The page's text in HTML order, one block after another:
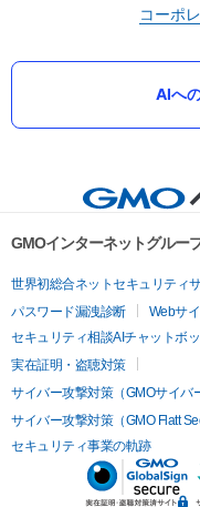
コーポ
AIへ
GMOインターネットグルー
世界初総合ネットセキュリティ
パスワード漏洩診断
Webサ
セキュリティ相談AIチャットボッ
実在証明・盗聴対策
サイバー攻撃対策（GMOサイバ
サイバー攻撃対策（GMO Flatt
セキュリティ事業の軌跡